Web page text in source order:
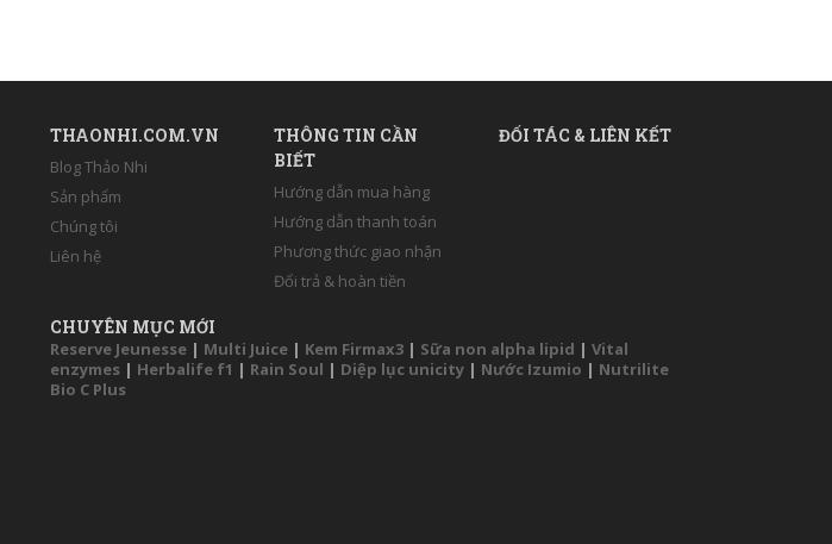
THAONHI.COM.VN
Blog Thảo Nhi
Sản phẩm
Chúng tôi
Liên hệ
THÔNG TIN CẦN
BIẾT
Hướng dẫn mua hàng
Hướng dẫn thanh toán
Phương thức giao nhận
Đổi trả & hoàn tiền
ĐỐI TÁC & LIÊN KẾT
CHUYÊN MỤC MỚI
Reserve Jeunesse | Multi Juice | Kem Firmax3 | Sữa non alpha lipid | Vital
enzymes | Herbalife f1 | Rain Soul | Diệp lục unicity | Nước Izumio | Nutrilite
Bio C Plus